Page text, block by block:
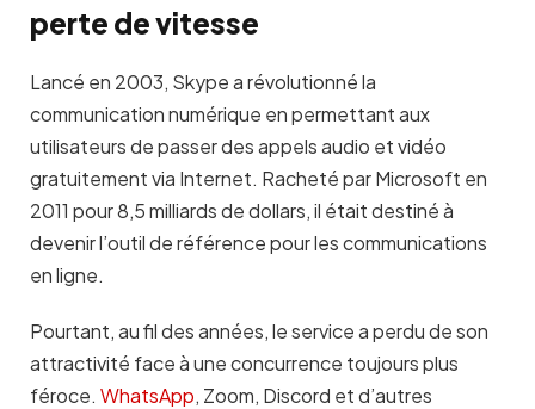
perte de vitesse
Lancé en 2003, Skype a révolutionné la
communication numérique en permettant aux
utilisateurs de passer des appels audio et vidéo
gratuitement via Internet. Racheté par Microsoft en
2011 pour 8,5 milliards de dollars, il était destiné à
devenir l’outil de référence pour les communications
en ligne.
Pourtant, au fil des années, le service a perdu de son
attractivité face à une concurrence toujours plus
féroce. WhatsApp, Zoom, Discord et d’autres